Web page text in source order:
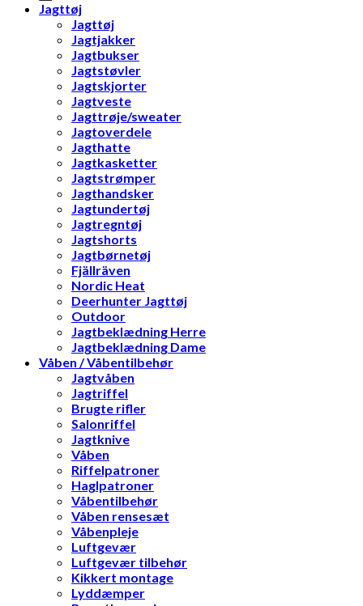
Jagttøj
Jagttøj
Jagtjakker
Jagtbukser
Jagtstøvler
Jagtskjorter
Jagtveste
Jagttrøje/sweater
Jagtoverdele
Jagthatte
Jagtkasketter
Jagtstrømper
Jagthandsker
Jagtundertøj
Jagtregntøj
Jagtshorts
Jagtbørnetøj
Fjällräven
Nordic Heat
Deerhunter Jagttøj
Outdoor
Jagtbeklædning Herre
Jagtbeklædning Dame
Våben / Våbentilbehør
Jagtvåben
Jagtriffel
Brugte rifler
Salonriffel
Jagtknive
Våben
Riffelpatroner
Haglpatroner
Våbentilbehør
Våben rensesæt
Våbenpleje
Luftgevær
Luftgevær tilbehør
Kikkert montage
Lyddæmper